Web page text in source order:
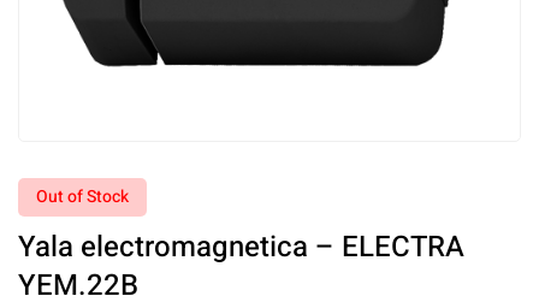
Out of Stock
Yala electromagnetica – ELECTRA
YEM.22B